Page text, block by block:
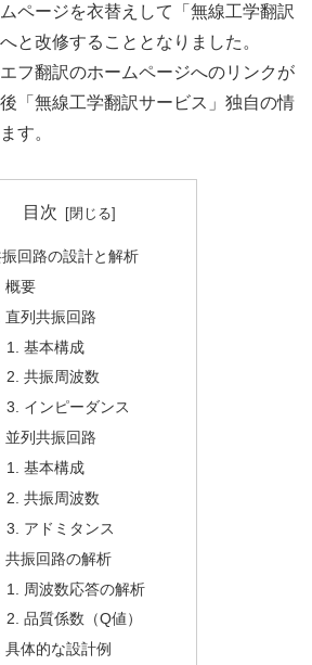
ページを衣替えして「無線工学翻訳
と改修することとなりました。
フ翻訳のホームページへのリンクが
「無線工学翻訳サービス」独自の情
す。
目次
回路の設計と解析
概要
直列共振回路
基本構成
共振周波数
インピーダンス
並列共振回路
基本構成
共振周波数
アドミタンス
共振回路の解析
周波数応答の解析
品質係数（Q値）
具体的な設計例